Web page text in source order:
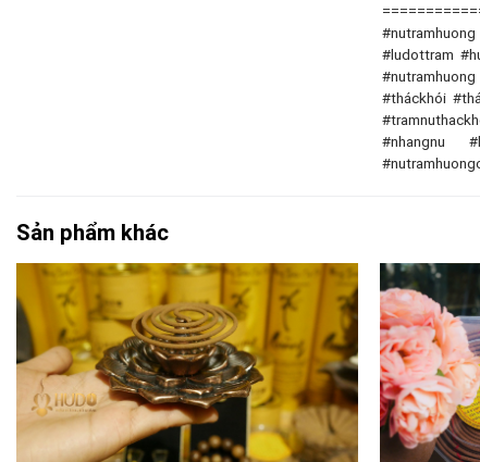
#ludottram
#tháckhói
#nhangnu
Sản phẩm khác